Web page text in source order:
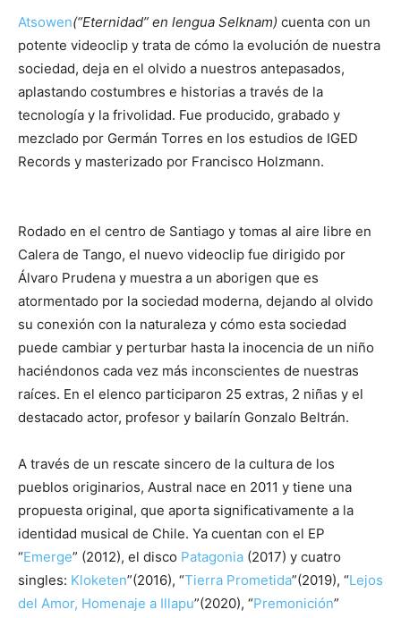
Atsowen(“Eternidad” en lengua Selknam) cuenta con un
potente videoclip y trata de cómo la evolución de nuestra
sociedad, deja en el olvido a nuestros antepasados,
aplastando costumbres e historias a través de la
tecnología y la frivolidad. Fue producido, grabado y
mezclado por Germán Torres en los estudios de IGED
Records y masterizado por Francisco Holzmann.
Rodado en el centro de Santiago y tomas al aire libre en
Calera de Tango, el nuevo videoclip fue dirigido por
Álvaro Prudena y muestra a un aborigen que es
atormentado por la sociedad moderna, dejando al olvido
su conexión con la naturaleza y cómo esta sociedad
puede cambiar y perturbar hasta la inocencia de un niño
haciéndonos cada vez más inconscientes de nuestras
raíces. En el elenco participaron 25 extras, 2 niñas y el
destacado actor, profesor y bailarín Gonzalo Beltrán.
A través de un rescate sincero de la cultura de los
pueblos originarios, Austral nace en 2011 y tiene una
propuesta original, que aporta significativamente a la
identidad musical de Chile. Ya cuentan con el EP
“Emerge” (2012), el disco Patagonia (2017) y cuatro
singles: Kloketen”(2016), “Tierra Prometida”(2019), “Lejos
del Amor, Homenaje a Illapu”(2020), “Premonición”